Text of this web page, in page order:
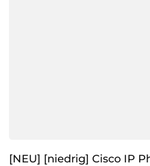
[NEU] [niedrig] Cisco IP